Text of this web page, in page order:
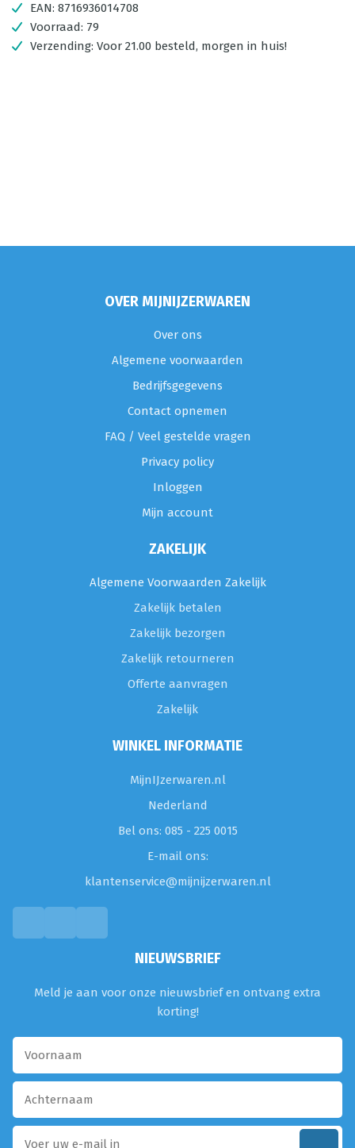
EAN: 8716936014708
Voorraad: 79
Verzending: Voor 21.00 besteld, morgen in huis!
OVER MIJNIJZERWAREN
Over ons
Algemene voorwaarden
Bedrijfsgegevens
Contact opnemen
FAQ / Veel gestelde vragen
Privacy policy
Inloggen
Mijn account
ZAKELIJK
Algemene Voorwaarden Zakelijk
Zakelijk betalen
Zakelijk bezorgen
Zakelijk retourneren
Offerte aanvragen
Zakelijk
WINKEL INFORMATIE
MijnIJzerwaren.nl
Nederland
Bel ons: 085 - 225 0015
E-mail ons:
klantenservice@mijnijzerwaren.nl
NIEUWSBRIEF
Meld je aan voor onze nieuwsbrief en ontvang extra
korting!